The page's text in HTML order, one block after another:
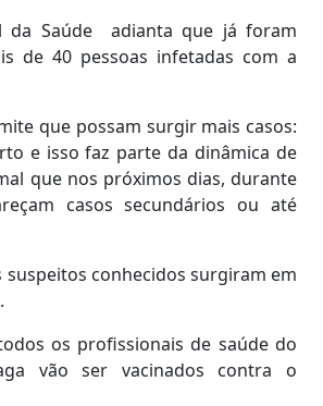
da Saúde adianta que já foram
de 40 pessoas infetadas com a
que possam surgir mais casos:
e isso faz parte da dinâmica de
que nos próximos dias, durante
casos secundários ou até
suspeitos conhecidos surgiram em
os profissionais de saúde do
vão ser vacinados contra o